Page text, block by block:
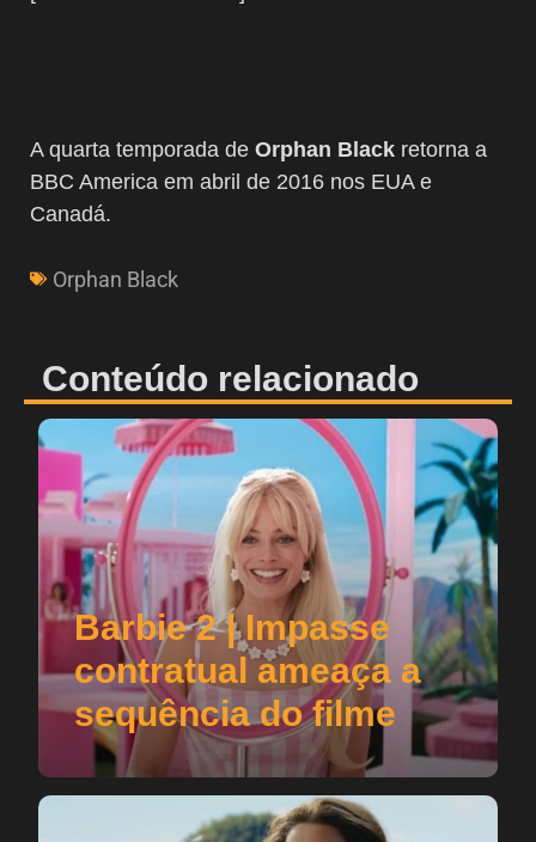
A quarta temporada de Orphan Black retorna a
BBC America em abril de 2016 nos EUA e
Canadá.
Orphan Black
Conteúdo relacionado
Barbie 2 | Impasse
contratual ameaça a
sequência do filme